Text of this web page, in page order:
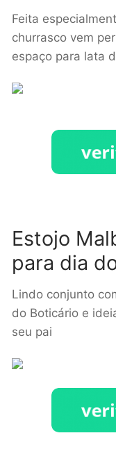
Feita
churrasco vem
espaço para lata
Estojo
para dia
Lindo conjunto
do Boticário e
seu pai